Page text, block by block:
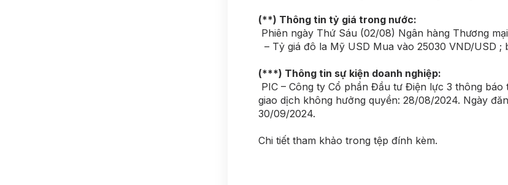
(**) Thông tin tỷ giá trong nước:
Phiên ngày Thứ Sáu (02/08) Ngân hàng Thương
– Tỷ giá đô la Mỹ USD Mua vào 25030 VND/USD ;
(***) Thông tin sự kiện doanh nghiệp:
PIC – Công ty Cổ phần Đầu tư Điện lực 3 thông
giao dịch không hưởng quyền: 28/08/2024. Ngày
30/09/2024.
Chi tiết tham khảo trong tệp đính kèm.